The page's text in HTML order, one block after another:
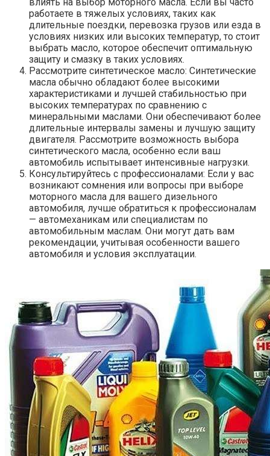
работаете в тяжелых условиях, таких как
длительные поездки, перевозка грузов или езда в
условиях низких или высоких температур, то стоит
выбрать масло, которое обеспечит оптимальную
защиту и смазку в таких условиях.
Рассмотрите синтетическое масло: Синтетические
масла обычно обладают более высокими
характеристиками и лучшей стабильностью при
высоких температурах по сравнению с
минеральными маслами. Они обеспечивают более
длительные интервалы замены и лучшую защиту
двигателя. Рассмотрите возможность выбора
синтетического масла, особенно если ваш
автомобиль испытывает интенсивные нагрузки.
Консультируйтесь с профессионалами: Если у вас
возникают сомнения или вопросы при выборе
моторного масла для вашего дизельного
автомобиля, лучше обратиться к профессионалам
— автомеханикам или специалистам по
автомобильным маслам. Они могут дать вам
рекомендации, учитывая особенности вашего
автомобиля и условия эксплуатации.